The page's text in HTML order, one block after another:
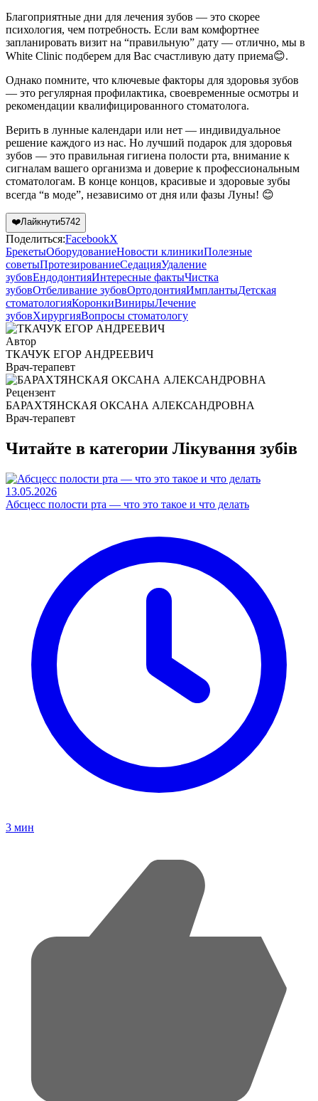
Благоприятные дни для лечения зубов — это скорее
психология, чем потребность. Если вам комфортнее
запланировать визит на “правильную” дату — отлично, мы в
White Clinic подберем для Вас счастливую дату приема😊.
Однако помните, что ключевые факторы для здоровья зубов
— это регулярная профилактика, своевременные осмотры и
рекомендации квалифицированного стоматолога.
Верить в лунные календари или нет — индивидуальное
решение каждого из нас. Но лучший подарок для здоровья
зубов — это правильная гигиена полости рта, внимание к
сигналам вашего организма и доверие к профессиональным
стоматологам. В конце концов, красивые и здоровые зубы
всегда “в моде”, независимо от дня или фазы Луны! 😊
❤️Лайкнути5742
Поделиться:FacebookX
БрекетыОборудованиеНовости клиникиПолезные
советыПротезированиеСедацияУдаление
зубовЕндодонтияИнтересные фактыЧистка
зубовОтбеливание зубовОртодонтияИмплантыДетская
стоматологияКоронкиВинирыЛечение
зубовХирургияВопросы стоматологу
Автор
ТКАЧУК ЕГОР АНДРЕЕВИЧ
Врач-терапевт
Рецензент
БАРАХТЯНСКАЯ ОКСАНА АЛЕКСАНДРОВНА
Врач-терапевт
Читайте в категории Лікування зубів
13.05.2026
Абсцесс полости рта — что это такое и что делать
3 мин